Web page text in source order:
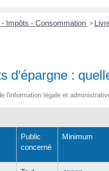
- Impôts - Consommation >
d'épargne :
l'information légale et
Public
concerné
Minimum